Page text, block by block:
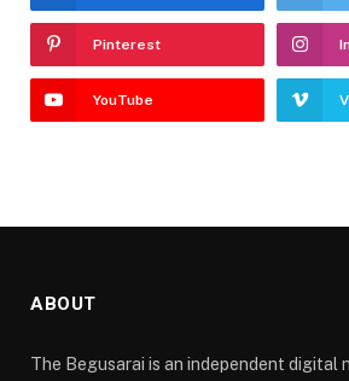
Pinterest
YouTube
ABOUT
The Begusarai is an independent digital